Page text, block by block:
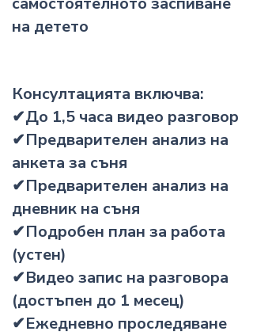
на детето
Консултацията включва:
✔До 1,5 часa видео разговор
✔Предварителен анализ на
анкета за съня
✔Предварителен анализ на
дневник на съня
✔Подробен план за работа
(устен)
✔Видео запис на разговора
(достъпен до 1 месец)
✔Ежедневно проследяване